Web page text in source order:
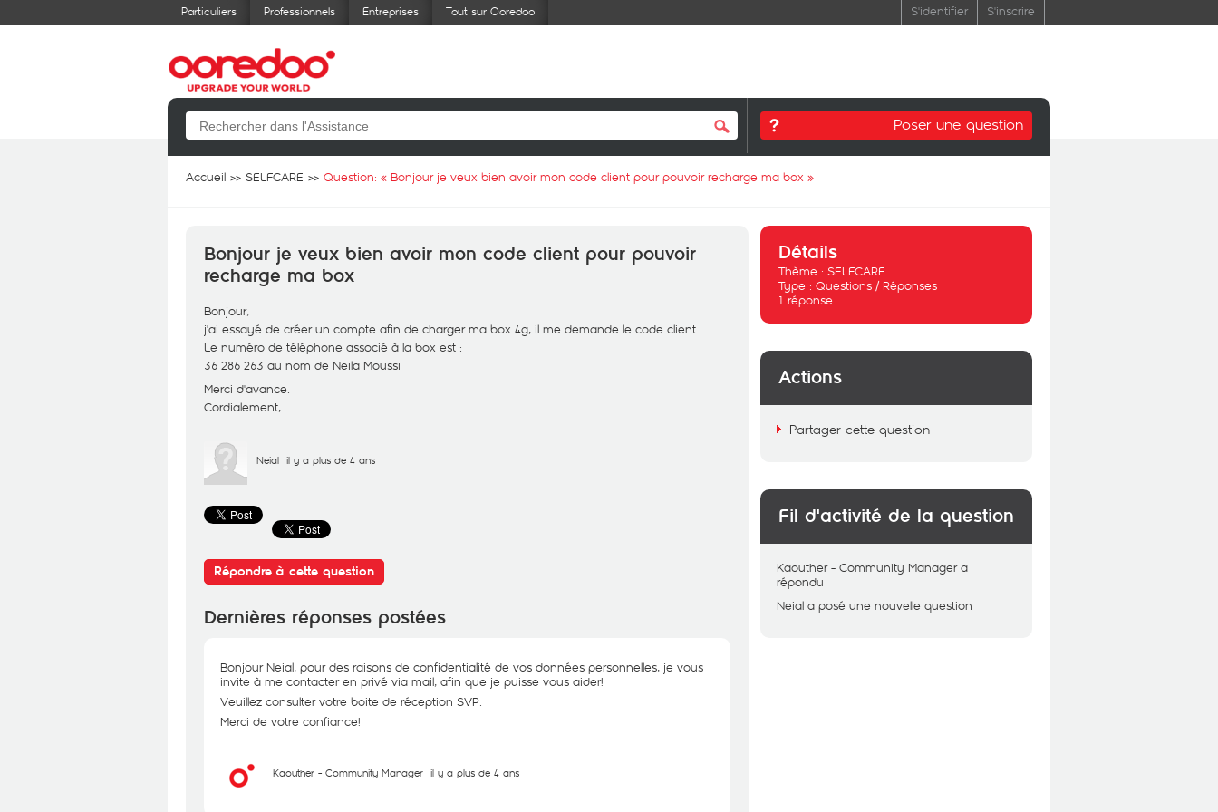
Particuliers Professionnels Entreprises Tout sur Ooredoo S'identifier S'inscrire
Poser une question
Accueil SELFCARE Question: « Bonjour je veux bien avoir mon code client pour pouvoir recharge ma box »
Bonjour je veux bien avoir mon code client pour pouvoir
recharge ma box
Bonjour,
j'ai essayé de créer un compte afin de charger ma box 4g, il me demande le code client
Le numéro de téléphone associé à la box est :
36 286 263 au nom de Neila Moussi
Merci d'avance.
Cordialement,
Neial il y a plus de 4 ans
Répondre à cette question
Dernières réponses postées
Bonjour Neial, pour des raisons de confidentialité de vos données personnelles, je vous
invite à me contacter en privé via mail, afin que je puisse vous aider!
Veuillez consulter votre boite de réception SVP.
Merci de votre confiance!
Kaouther - Community Manager il y a plus de 4 ans
Détails
Thème : SELFCARE
Type : Questions / Réponses
1 réponse
Actions
Partager cette question
Fil d'activité de la question
Kaouther - Community Manager a
répondu
Neial a posé une nouvelle question